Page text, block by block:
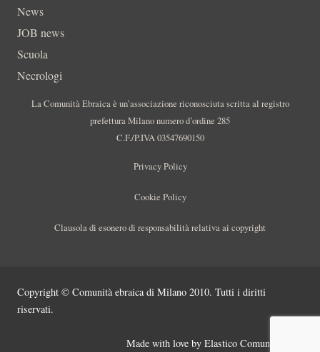
News
JOB news
Scuola
Necrologi
La Comunità Ebraica è un’associazione riconosciuta scritta al registro
prefettura Milano numero d’ordine 285
C.F./P.IVA 03547690150
Privacy Policy
Cookie Policy
Clausola di esonero di responsabilità relativa ai copyright
Copyright © Comunità ebraica di Milano 2010. Tutti i diritti
riservati.
Made with love by Elastico Comunicazione